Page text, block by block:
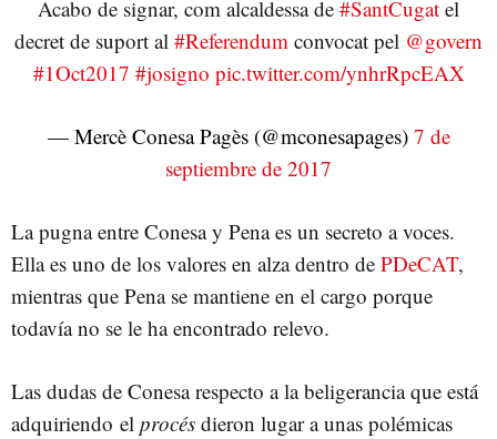
Acabo de signar, com alcaldessa de #SantCugat el
decret de suport al #Referendum convocat pel @govern
#1Oct2017 #josigno pic.twitter.com/ynhrRpcEAX
— Mercè Conesa Pagès (@mconesapages) 7 de
septiembre de 2017
La pugna entre Conesa y Pena es un secreto a voces.
Ella es uno de los valores en alza dentro de PDeCAT,
mientras que Pena se mantiene en el cargo porque
todavía no se le ha encontrado relevo.
Las dudas de Conesa respecto a la beligerancia que está
adquiriendo el procés dieron lugar a unas polémicas